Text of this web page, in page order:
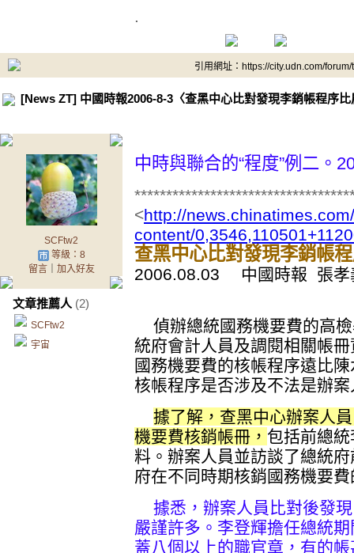
.
引用網址：https://city.udn.com/
[News ZT] 中國時報2006-8-3〈查黑中心比對發現李銷帳程序比
SCFtw2
等級：8
留言｜ 加入好友
文章推薦人 (2)
SCFtw2
宇宙
中時與聯合的“程度”例二。
<http://
content/
查黑中心比對發現李銷帳
2006.08.03 中國時報 張孝
偵辦總統國務機要費的高
統府會計人員及調閱相關帳
國務機要費的核帳程序遠比
核帳程序是否涉及不法是辦
據了解，查黑中心辦案人
機要費核銷帳冊， 包括前總
料。辦案人員並訪談了總統
府在不同時期核銷國務機要
據悉，辦案人員比對後發
嚴謹許多。李登輝擔任總統
蓋八個以上的職官章，有的